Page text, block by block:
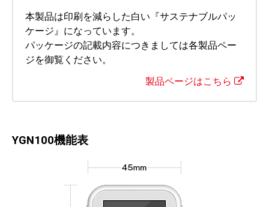
本製品は印刷を減らした白い『サステナブルパッ
ケージ』になっています。
パッケージの記載内容につきましては各製品ペー
ジを御覧ください。
製品ページはこちら
YGN100機能表